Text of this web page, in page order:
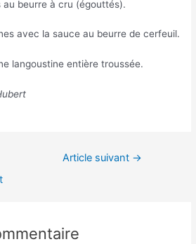
au beurre à cru (égouttés).
avec la sauce au beurre de cerfeuil.
langoustine entière troussée.
Article suivant →